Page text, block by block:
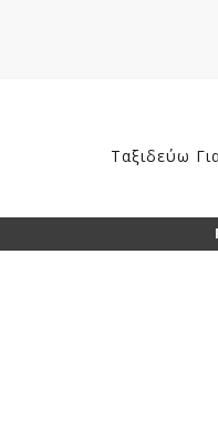
Ταξιδεύω